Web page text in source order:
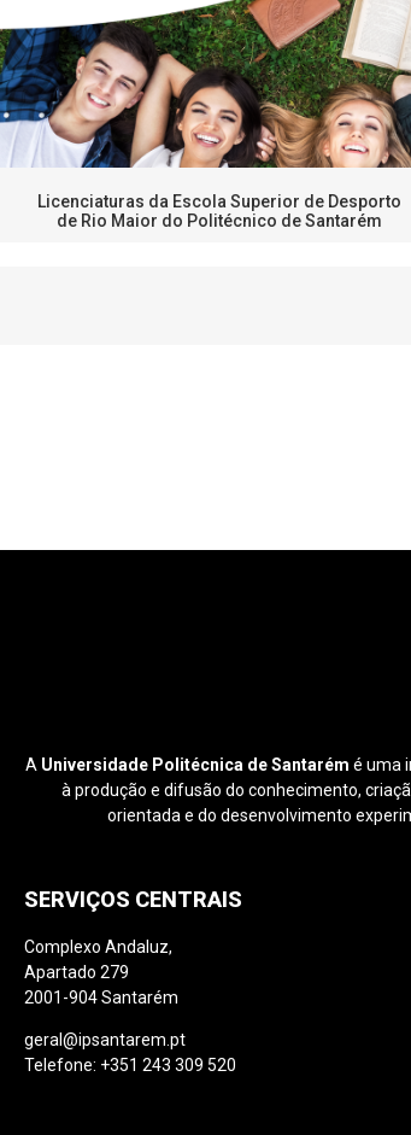
Licenciaturas da Escola Superior de Desporto
de Rio Maior do Politécnico de Santarém
A Universidade Politécnica de Santarém é uma
à produção e difusão do conhecimento,
orientada e do desenvolvimento
SERVIÇOS CENTRAIS
Complexo Andaluz,
Apartado 279
2001-904 Santarém
geral@ipsantarem.pt
Telefone: +351 243 309 520